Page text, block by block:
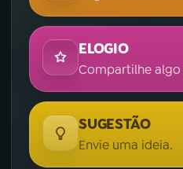
ELOGIO
Compartilhe
SUGESTÃO
Envie uma ideia.